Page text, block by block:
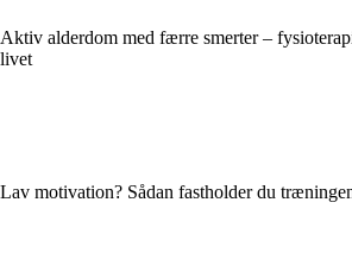
Aktiv alderdom med færre smerter –
livet
Lav motivation? Sådan fastholder du